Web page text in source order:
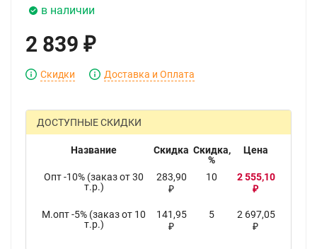
в наличии
2 839 ₽
Скидки Доставка и Оплата
ДОСТУПНЫЕ СКИДКИ
Название Скидка Скидка,
%
Цена
Опт -10% (заказ от 30
т.р.)
283,90
₽
10 2 555,10
₽
М.опт -5% (заказ от 10
т.р.)
141,95
₽
5 2 697,05
₽